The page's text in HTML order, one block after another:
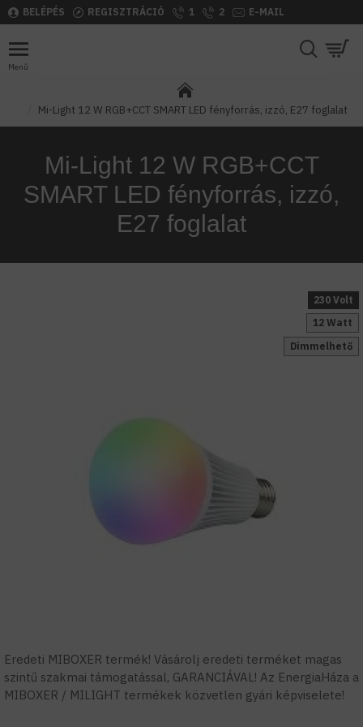
BELÉPÉS REGISZTRÁCIÓ 1 2 E-MAIL
Mi-Light 12 W RGB+CCT SMART LED fényforrás, izzó, E27 foglalat
Mi-Light 12 W RGB+CCT
SMART LED fényforrás, izzó,
E27 foglalat
12 Watt
Dimmelhető
230 Volt
Eredeti MIBOXER termék! Vásárolj eredeti terméket magas
szintű szakmai támogatással, GARANCIÁVAL! Az EnergiaHáza a
MIBOXER / MILIGHT termékek közvetlen gyári képviselete!